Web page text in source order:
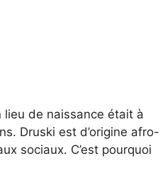
lieu de naissance était à
Druski est d’origine afro-
sociaux. C’est pourquoi